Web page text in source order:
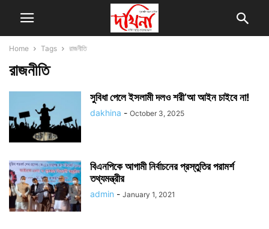
Home Tags রাজনীতি
রাজনীতি
সুবিধা পেলে ইসলামী দলও শরী’আ আইন চাইবে না!
dakhina - October 3, 2025
বিএনপিকে আগামী নির্বাচনের প্রস্তুতির পরামর্শ
তথ্যমন্ত্রীর
admin - January 1, 2021